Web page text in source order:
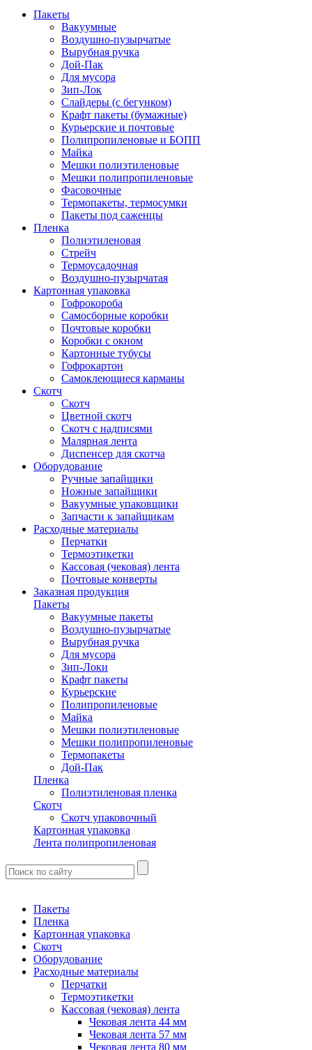
Пакеты
Вакуумные
Воздушно-пузырчатые
Вырубная ручка
Дой-Пак
Для мусора
Зип-Лок
Слайдеры (с бегунком)
Крафт пакеты (бумажные)
Курьерские и почтовые
Полипропиленовые и БОПП
Майка
Мешки полиэтиленовые
Мешки полипропиленовые
Фасовочные
Термопакеты, термосумки
Пакеты под саженцы
Пленка
Полиэтиленовая
Стрейч
Термоусадочная
Воздушно-пузырчатая
Картонная упаковка
Гофрокороба
Самосборные коробки
Почтовые коробки
Коробки с окном
Картонные тубусы
Гофрокартон
Самоклеющиеся карманы
Скотч
Скотч
Цветной скотч
Скотч с надписями
Малярная лента
Диспенсер для скотча
Оборудование
Ручные запайщики
Ножные запайщики
Вакуумные упаковщики
Запчасти к запайщикам
Расходные материалы
Перчатки
Термоэтикетки
Кассовая (чековая) лента
Почтовые конверты
Заказная продукция
Пакеты
Вакуумные пакеты
Воздушно-пузырчатые
Вырубная ручка
Для мусора
Зип-Локи
Крафт пакеты
Курьерские
Полипропиленовые
Майка
Мешки полиэтиленовые
Мешки полипропиленовые
Термопакеты
Дой-Пак
Пленка
Полиэтиленовая пленка
Скотч
Скотч упаковочный
Картонная упаковка
Лента полипропиленовая
Пакеты
Пленка
Картонная упаковка
Скотч
Оборудование
Расходные материалы
Перчатки
Термоэтикетки
Кассовая (чековая) лента
Чековая лента 44 мм
Чековая лента 57 мм
Чековая лента 80 мм